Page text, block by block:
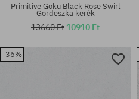
Elérhető méretek:
51
Primitive Goku Black Rose Swirl
Gördeszka kerék
13660 Ft 10910 Ft
-36%